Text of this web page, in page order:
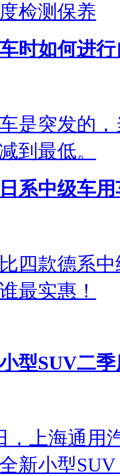
检测保养
时如何进
是突发的
到最低。
系中级车
四款德系
最实惠！
型SUV二
，上海通用
新小型